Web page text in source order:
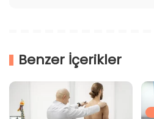
Benzer İçerikler